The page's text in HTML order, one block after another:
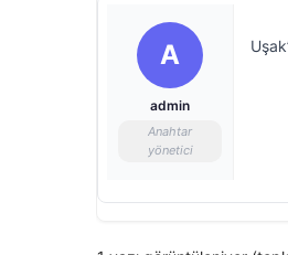
A
admin
Anahtar
yönetici